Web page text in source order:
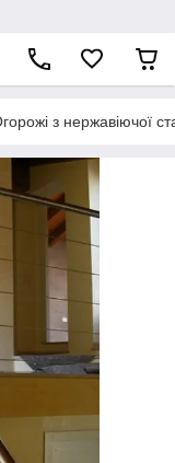
з нержавіючої